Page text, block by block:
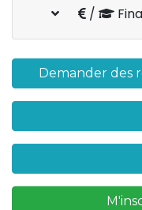
/
Demander des